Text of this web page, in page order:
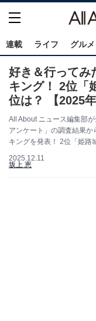
連載 ライフ グルメ
好き＆行ってみ
キング！ 2位「
位は？ 【2025年
All About ニュース編集部
アンケート」の調査結果
キングを発表！ 2位「姫路
2025.12.11
坂上 恵